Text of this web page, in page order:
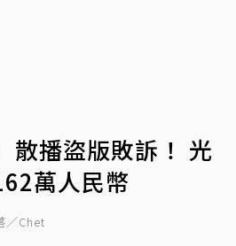
散播盜版敗訴！ 光
萬人民幣
／Chet